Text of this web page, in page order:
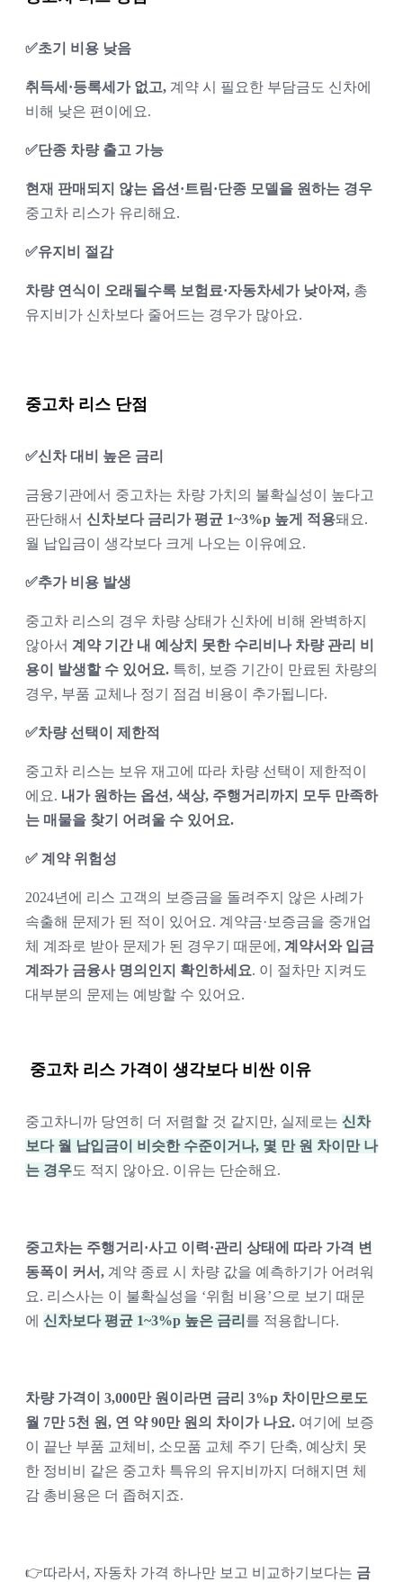
✅초기 비용 낮음
취득세·등록세가 없고, 계약 시 필요한 부담금도 신차에
비해 낮은 편이에요.
✅단종 차량 출고 가능
현재 판매되지 않는 옵션·트림·단종 모델을 원하는 경우
중고차 리스가 유리해요.
✅유지비 절감
차량 연식이 오래될수록 보험료·자동차세가 낮아져, 총
유지비가 신차보다 줄어드는 경우가 많아요.
중고차 리스 단점
✅신차 대비 높은 금리
금융기관에서 중고차는 차량 가치의 불확실성이 높다고
판단해서 신차보다 금리가 평균 1~3%p 높게 적용돼요.
월 납입금이 생각보다 크게 나오는 이유예요.
✅추가 비용 발생
중고차 리스의 경우 차량 상태가 신차에 비해 완벽하지
않아서 계약 기간 내 예상치 못한 수리비나 차량 관리 비
용이 발생할 수 있어요. 특히, 보증 기간이 만료된 차량의
경우, 부품 교체나 정기 점검 비용이 추가됩니다.
✅차량 선택이 제한적
중고차 리스는 보유 재고에 따라 차량 선택이 제한적이
에요. 내가 원하는 옵션, 색상, 주행거리까지 모두 만족하
는 매물을 찾기 어려울 수 있어요.
✅ 계약 위험성
2024년에 리스 고객의 보증금을 돌려주지 않은 사례가
속출해 문제가 된 적이 있어요. 계약금·보증금을 중개업
체 계좌로 받아 문제가 된 경우기 때문에, 계약서와 입금
계좌가 금융사 명의인지 확인하세요. 이 절차만 지켜도
대부분의 문제는 예방할 수 있어요.
중고차 리스 가격이 생각보다 비싼 이유
중고차니까 당연히 더 저렴할 것 같지만, 실제로는 신차
보다 월 납입금이 비슷한 수준이거나, 몇 만 원 차이만 나
는 경우도 적지 않아요. 이유는 단순해요.
중고차는 주행거리·사고 이력·관리 상태에 따라 가격 변
동폭이 커서, 계약 종료 시 차량 값을 예측하기가 어려워
요. 리스사는 이 불확실성을 ‘위험 비용’으로 보기 때문
에 신차보다 평균 1~3%p 높은 금리 를 적용합니다.
차량 가격이 3,000만 원이라면 금리 3%p 차이만으로도
월 7만 5천 원, 연 약 90만 원의 차이가 나요. 여기에 보증
이 끝난 부품 교체비, 소모품 교체 주기 단축, 예상치 못
한 정비비 같은 중고차 특유의 유지비까지 더해지면 체
감 총비용은 더 좁혀지죠.
👉따라서, 자동차 가격 하나만 보고 비교하기보다는 금